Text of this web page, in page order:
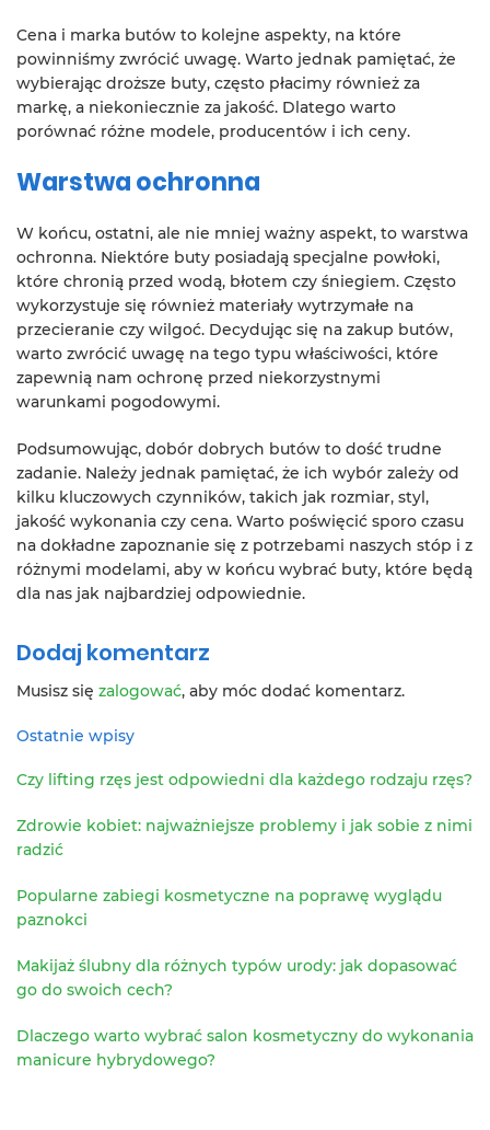
Cena i marka butów to kolejne aspekty, na które
powinniśmy zwrócić uwagę. Warto jednak pamiętać, że
wybierając droższe buty, często płacimy również za
markę, a niekoniecznie za jakość. Dlatego warto
porównać różne modele, producentów i ich ceny.
Warstwa ochronna
W końcu, ostatni, ale nie mniej ważny aspekt, to warstwa
ochronna. Niektóre buty posiadają specjalne powłoki,
które chronią przed wodą, błotem czy śniegiem. Często
wykorzystuje się również materiały wytrzymałe na
przecieranie czy wilgoć. Decydując się na zakup butów,
warto zwrócić uwagę na tego typu właściwości, które
zapewnią nam ochronę przed niekorzystnymi
warunkami pogodowymi.
Podsumowując, dobór dobrych butów to dość trudne
zadanie. Należy jednak pamiętać, że ich wybór zależy od
kilku kluczowych czynników, takich jak rozmiar, styl,
jakość wykonania czy cena. Warto poświęcić sporo czasu
na dokładne zapoznanie się z potrzebami naszych stóp i z
różnymi modelami, aby w końcu wybrać buty, które będą
dla nas jak najbardziej odpowiednie.
Dodaj komentarz
Musisz się zalogować, aby móc dodać komentarz.
Ostatnie wpisy
Czy lifting rzęs jest odpowiedni dla każdego rodzaju rzęs?
Zdrowie kobiet: najważniejsze problemy i jak sobie z nimi
radzić
Popularne zabiegi kosmetyczne na poprawę wyglądu
paznokci
Makijaż ślubny dla różnych typów urody: jak dopasować
go do swoich cech?
Dlaczego warto wybrać salon kosmetyczny do wykonania
manicure hybrydowego?